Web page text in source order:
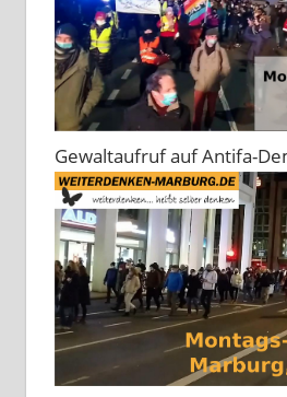
Gewaltaufruf auf Antifa-